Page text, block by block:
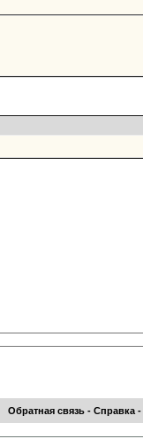
Обратная связь - Справка -